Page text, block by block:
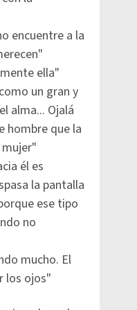
encuentre a la
ella"
un gran y
alma... Ojalá
hombre que la
él es
la pantalla
ese tipo
no
mucho. El
los ojos"